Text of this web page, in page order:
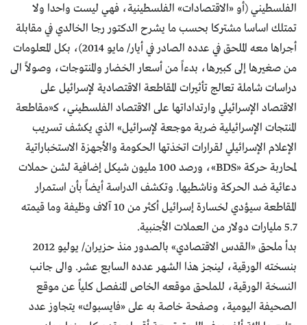
الفلسطيني (أو «الاقتصادات» الفلسطينية، فهي ليست واحدا ولا
تمتلك اساسا مشتركا بحسب ما يشرح الدكتور رجا الخالدي في مقابلة
أجراها معه الملحق في عدده الصادر في أيار/ مايو 2014)، بكل المعلومات
من صغيرها إلى كبيرها، بدءاً من أسعار الخضار والمنتوجات، وصولاً الى
دراسات شاملة تعالج تأثيرات المقاطعة الاقتصادية لإسرائيل على
الاقتصاد الإسرائيلي وارتداداتها على الاقتصاد الفلسطيني، كـ«مقاطعة
المنتجات الإسرائيلية ضربة موجعة لإسرائيل» الذي يكشف تسريب
الإعلام الإسرائيلي لقرارات اتخذتها الحكومة والأجهزة الاستخباراتية
لمحاربة حركة «BDS»، ورصد 100 مليون شيكل إضافية لشن حملات
دعائية ضد الحركة وناشطيها. وتكشف الدراسة أيضاً بأن استمرار
المقاطعة سيؤدي لخسارة إسرائيل أكثر من 10 آلاف وظيفة وما قيمته
5.7 مليارات دولار من العملات الأجنبية.
بدأ ملحق «القدس الاقتصادي» بالصدور منذ حزيران/ يوليو 2012
بنسخته الورقية، لينجز هذا الشهر عدده السابع عشر. والى جانب
النسخة الورقية، للملحق موقعه الخاص المنفصل كلياً عن موقع
الصحيفة اليومية، وصفحة خاصة به على «فايسبوك» يتجاوز عدد